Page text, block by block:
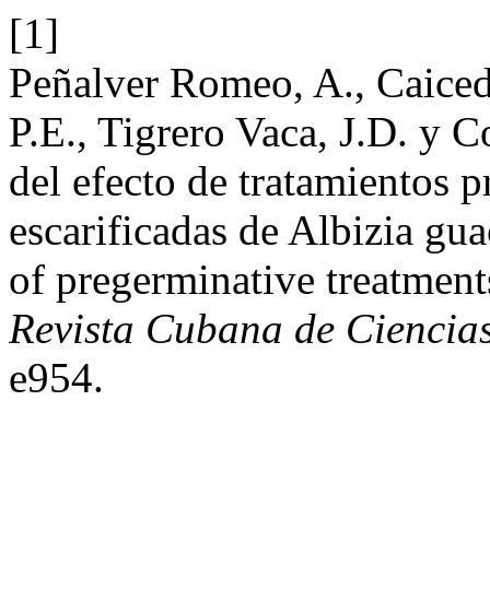
[1]
Peñalver Romeo, A.,
P.E., Tigrero Vaca, J.D. y
del efecto de tratamientos
escarificadas de Albizia
of pregerminative
Revista Cubana de
e954.